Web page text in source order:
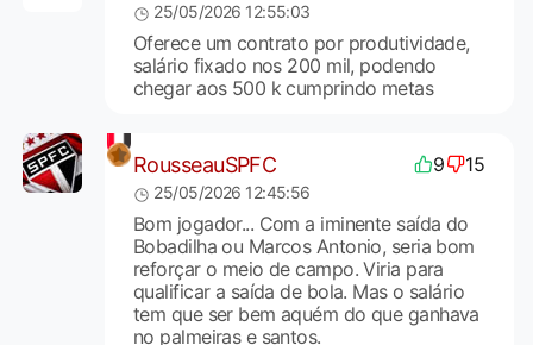
25/05/2026 12:55:03
Oferece um contrato por produtividade,
salário fixado nos 200 mil, podendo
chegar aos 500 k cumprindo metas
RousseauSPFC 9 15
25/05/2026 12:45:56
Bom jogador... Com a iminente saída do
Bobadilha ou Marcos Antonio, seria bom
reforçar o meio de campo. Viria para
qualificar a saída de bola. Mas o salário
tem que ser bem aquém do que ganhava
no palmeiras e santos.